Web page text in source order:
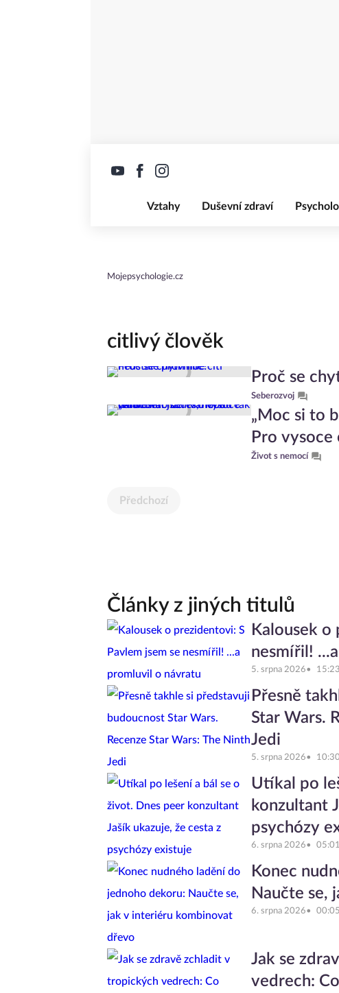
Vztahy Duševní zdraví
Mojepsychologie.cz
citlivý člověk
Proč se
Seberozvoj
„Moc si to
Pro vysoce
Život s nemocí
Předchozí
Články z jiných titulů
Kalousek o
nesmířil!
5. srpna 2026 15:23
Přesně
Star Wars.
Jedi
5. srpna 2026 10:30
Utíkal po
konzultant
psychózy
6. srpna 2026 05:01
Konec
Naučte se,
6. srpna 2026 00:05
Jak se
vedrech: